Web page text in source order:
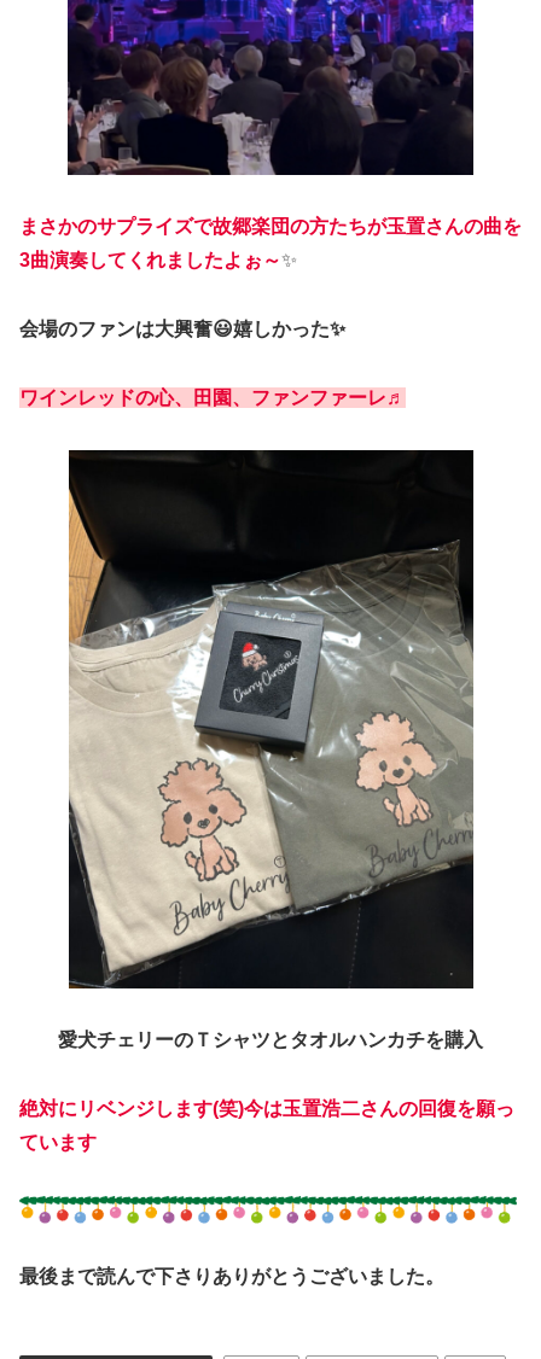
まさかのサプライズで故郷楽団の方たちが玉置さんの曲を
3曲演奏してくれましたよぉ～✨
会場のファンは大興奮😃嬉しかった✨
ワインレッドの心、田園、ファンファーレ♬
愛犬チェリーのＴシャツとタオルハンカチを購入
絶対にリベンジします(笑)今は玉置浩二さんの回復を願っ
ています
最後まで読んで下さりありがとうございました。